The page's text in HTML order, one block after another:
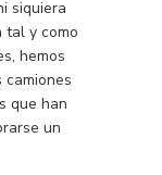
siquiera
tal y como
hemos
que han
un